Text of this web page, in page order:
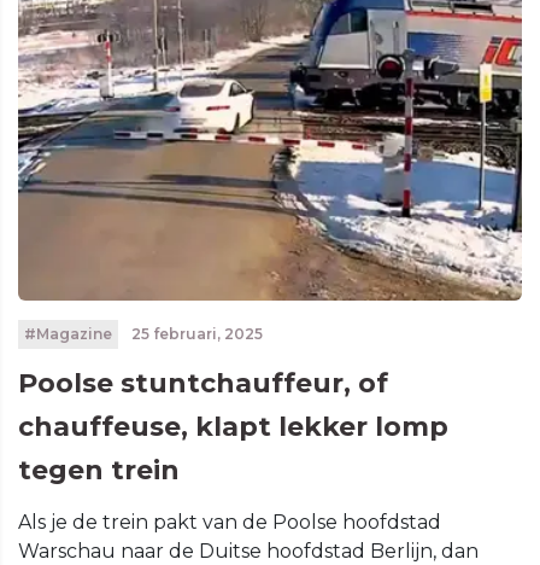
#Magazine 25 februari, 2025
Poolse stuntchauffeur, of
chauffeuse, klapt lekker lomp
tegen trein
Als je de trein pakt van de Poolse hoofdstad
Warschau naar de Duitse hoofdstad Berlijn, dan